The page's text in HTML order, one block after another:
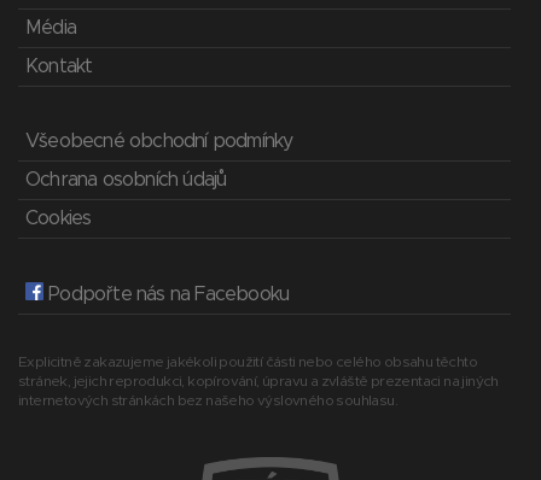
Média
Kontakt
Všeobecné obchodní podmínky
Ochrana osobních údajů
Cookies
Podpořte nás na Facebooku
Explicitně zakazujeme jakékoli použití části nebo celého obsahu těchto
stránek, jejich reprodukci, kopírování, úpravu a zvláště prezentaci na jiných
internetových stránkách bez našeho výslovného souhlasu.